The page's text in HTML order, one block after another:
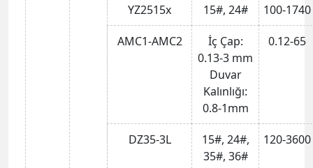
YZ2515x 15#, 24# 100-1740
AMC1-AMC2
İç Çap:
0.13-3 mm
Duvar
Kalınlığı:
0.8-1mm
0.12-65
DZ35-3L
15#, 24#,
35#, 36#
120-3600